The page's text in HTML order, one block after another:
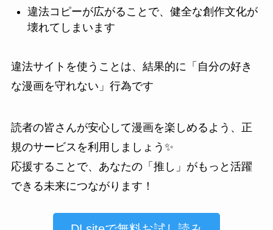
違法コピーが広がることで、健全な創作文化が
壊れてしまいます
違法サイトを使うことは、結果的に「自分の好き
な漫画を守れない」行為です
読者の皆さんが安心して漫画を楽しめるよう、正
規のサービスを利用しましょう✨
応援することで、あなたの「推し」がもっと活躍
できる未来につながります！